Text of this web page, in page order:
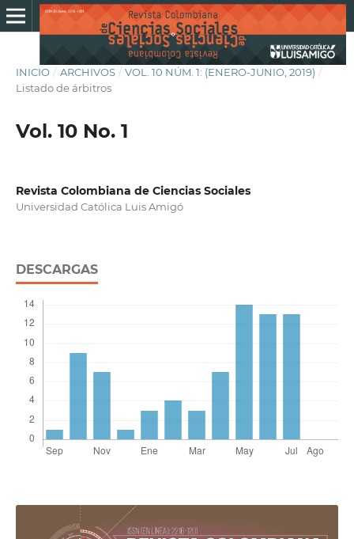
INICIO / ARCHIVOS / VOL. 10 NÚM. 1: (ENERO-JUNIO, 2019) /
Listado de árbitros
Vol. 10 No. 1
Revista Colombiana de Ciencias Sociales
Universidad Católica Luis Amigó
DESCARGAS